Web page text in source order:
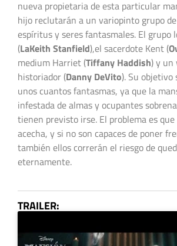
nueva propietaria de esta particular
hijo reclutarán a un variopinto grupo
espíritus y seres fantasmales. El grupo
(LaKeith Stanfield),el sacerdote Kent (
medium Harriet (Tiffany Haddish) y un
historiador (Danny DeVito). Su objetivo
unos cuantos fantasmas, ya que la
infestada de almas y ocupantes
tienen previsto irse. El problema es
acecha, y si no son capaces de poner
también ellos correrán el riesgo de
eternamente.
TRAILER: